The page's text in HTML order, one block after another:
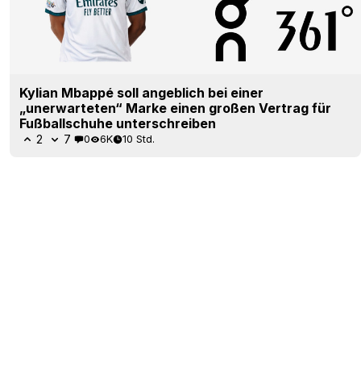
Kylian Mbappé soll angeblich bei einer
„unerwarteten“ Marke einen großen Vertrag für
Fußballschuhe unterschreiben
2 7 0 6K 10 Std.